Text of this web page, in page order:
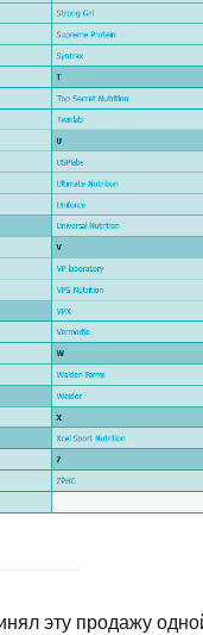
эту продажу